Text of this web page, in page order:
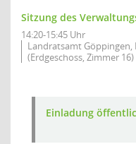
Sitzung des
14:20-15:45 Uhr
Landratsamt Göppingen,
(Erdgeschoss, Zimmer 16)
Einladung